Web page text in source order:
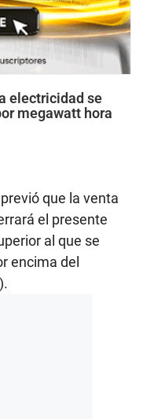
electricidad se
megawatt hora
que la venta
el presente
al que se
encima del